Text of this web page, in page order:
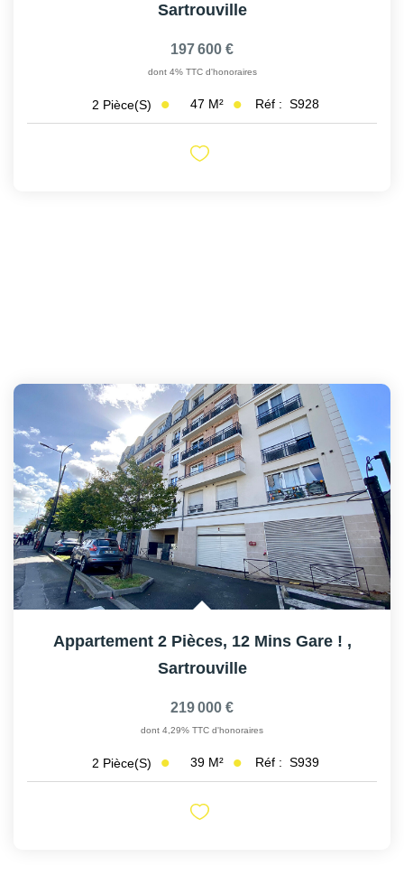
Sartrouville
197 600 €
dont 4% TTC d'honoraires
2 Pièce(s) 47 M² Réf : S928
Appartement 2 Pièces, 12 Mins Gare ! ,
Sartrouville
219 000 €
dont 4,29% TTC d'honoraires
2 Pièce(s) 39 M² Réf : S939